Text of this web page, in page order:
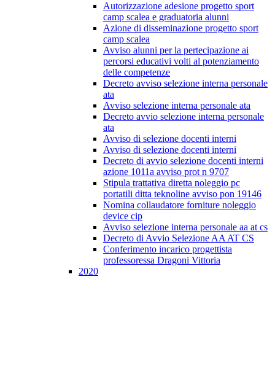
Autorizzazione adesione progetto sport
camp scalea e graduatoria alunni
Azione di disseminazione progetto sport
camp scalea
Avviso alunni per la pertecipazione ai
percorsi educativi volti al potenziamento
delle competenze
Decreto avviso selezione interna personale
ata
Avviso selezione interna personale ata
Decreto avvio selezione interna personale
ata
Avviso di selezione docenti interni
Avviso di selezione docenti interni
Decreto di avvio selezione docenti interni
azione 1011a avviso prot n 9707
Stipula trattativa diretta noleggio pc
portatili ditta teknoline avviso pon 19146
Nomina collaudatore forniture noleggio
device cip
Avviso selezione interna personale aa at cs
Decreto di Avvio Selezione AA AT CS
Conferimento incarico progettista
professoressa Dragoni Vittoria
2020